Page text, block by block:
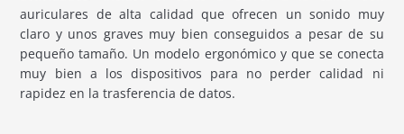
auriculares de alta calidad que ofrecen un sonido muy
claro y unos graves muy bien conseguidos a pesar de su
pequeño tamaño. Un modelo ergonómico y que se conecta
muy bien a los dispositivos para no perder calidad ni
rapidez en la trasferencia de datos.